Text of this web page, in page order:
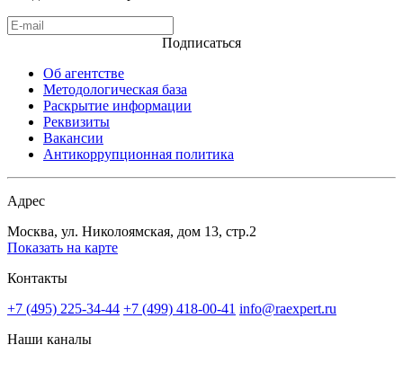
Подписаться
Об агентстве
Методологическая база
Раскрытие информации
Реквизиты
Вакансии
Антикоррупционная политика
Адрес
Москва, ул. Николоямская, дом 13, стр.2
Показать на карте
Контакты
+7 (495) 225-34-44 +7 (499) 418-00-41 info@raexpert.ru
Наши каналы